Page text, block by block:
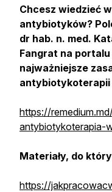
Chcesz wiedzieć
antybiotyków?
dr hab. n. med.
Fangrat na portalu
najważniejsze
antybiotykoterapii
https://
antybiotykoterapia-
Materiały, do
https://